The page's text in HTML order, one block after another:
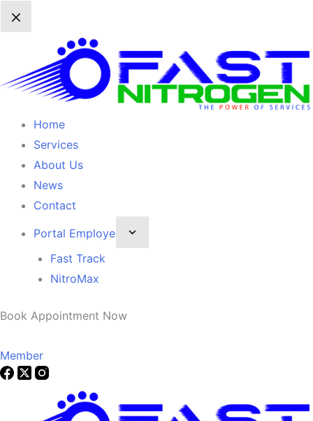
Home
Services
About Us
News
Contact
Portal Employe
Fast Track
NitroMax
Book Appointment Now
Member